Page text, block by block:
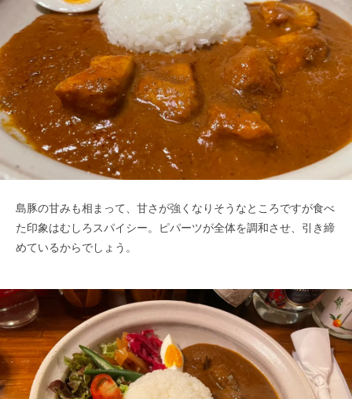
島豚の甘みも相まって、甘さが強くなりそうなところですが食べ
た印象はむしろスパイシー。ピパーツが全体を調和させ、引き締
めているからでしょう。